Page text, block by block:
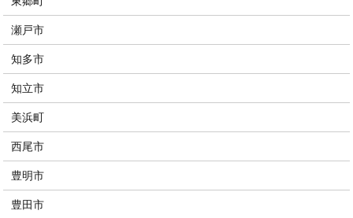
瀬戸市
知多市
知立市
美浜町
西尾市
豊明市
豊田市